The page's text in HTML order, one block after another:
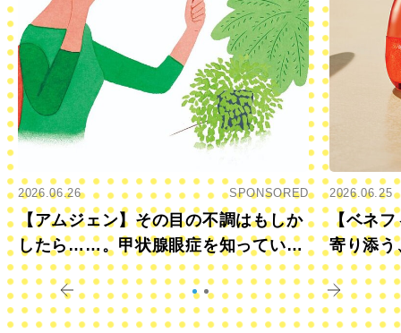
2026.06.26 SPONSORED
【アムジェン】その目の不調はもしか
したら……。甲状腺眼症を知っていま
すか？
2026.06.25
【ベネフ
寄り添う
きに